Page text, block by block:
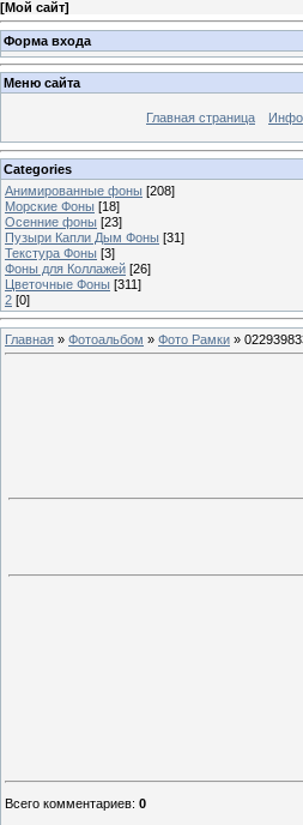
[Мой сайт]
Форма входа
Меню сайта
Главная страница
Categories
Анимированные фоны [208]
Морские Фоны [18]
Осенние фоны [23]
Пузыри Капли Дым Фоны [31]
Текстура Фоны [3]
Фоны для Коллажей [26]
Цветочные Фоны [311]
2 [0]
Главная » Фотоальбом » Фото Рамки »
Всего комментариев: 0